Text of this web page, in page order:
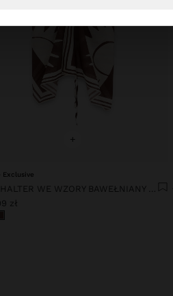
+
Exclusive
zł